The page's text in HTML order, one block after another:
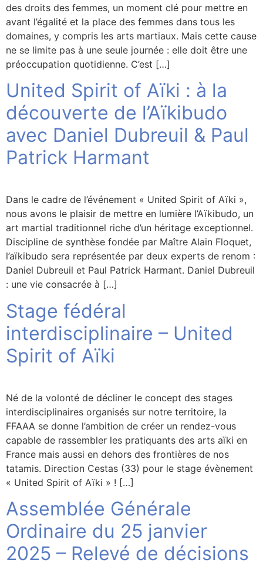
des droits des femmes, un moment clé pour mettre en
avant l’égalité et la place des femmes dans tous les
domaines, y compris les arts martiaux. Mais cette cause
ne se limite pas à une seule journée : elle doit être une
préoccupation quotidienne. C’est […]
United Spirit of Aïki : à la
découverte de l’Aïkibudo
avec Daniel Dubreuil & Paul
Patrick Harmant
Dans le cadre de l’événement « United Spirit of Aïki »,
nous avons le plaisir de mettre en lumière l’Aïkibudo, un
art martial traditionnel riche d’un héritage exceptionnel.
Discipline de synthèse fondée par Maître Alain Floquet,
l’aïkibudo sera représentée par deux experts de renom :
Daniel Dubreuil et Paul Patrick Harmant. Daniel Dubreuil
: une vie consacrée à […]
Stage fédéral
interdisciplinaire – United
Spirit of Aïki
Né de la volonté de décliner le concept des stages
interdisciplinaires organisés sur notre territoire, la
FFAAA se donne l’ambition de créer un rendez-vous
capable de rassembler les pratiquants des arts aïki en
France mais aussi en dehors des frontières de nos
tatamis. Direction Cestas (33) pour le stage évènement
« United Spirit of Aïki » ! […]
Assemblée Générale
Ordinaire du 25 janvier
2025 – Relevé de décisions